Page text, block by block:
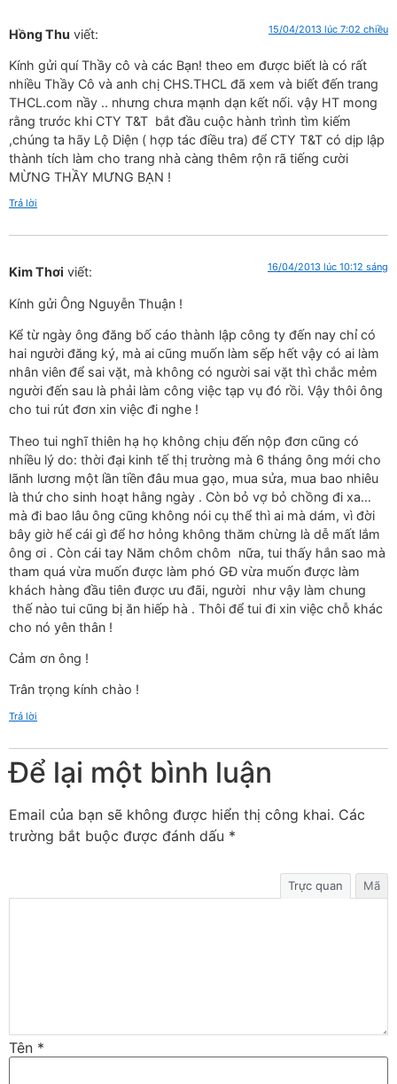
Hồng Thu viết: 15/04/2013 lúc 7:02 chiều
Kính gửi quí Thầy cô và các Bạn! theo em được biết là có rất
nhiều Thầy Cô và anh chị CHS.THCL đã xem và biết đến trang
THCL.com nầy .. nhưng chưa mạnh dạn kết nối. vậy HT mong
rằng trước khi CTY T&T bắt đầu cuộc hành trình tìm kiếm
,chúng ta hãy Lộ Diện ( hợp tác điều tra) để CTY T&T có dịp lập
thành tích làm cho trang nhà càng thêm rộn rã tiếng cười
MỪNG THẦY MƯNG BẠN !
Trả lời
Kim Thơi viết: 16/04/2013 lúc 10:12 sáng
Kính gửi Ông Nguyễn Thuận !
Kể từ ngày ông đăng bố cáo thành lập công ty đến nay chỉ có
hai người đăng ký, mà ai cũng muốn làm sếp hết vậy có ai làm
nhân viên để sai vặt, mà không có người sai vặt thì chắc mẻm
người đến sau là phải làm công việc tạp vụ đó rồi. Vậy thôi ông
cho tui rút đơn xin việc đi nghe !
Theo tui nghĩ thiên hạ họ không chịu đến nộp đơn cũng có
nhiều lý do: thời đại kinh tế thị trường mà 6 tháng ông mới cho
lãnh lương một lần tiền đâu mua gạo, mua sửa, mua bao nhiêu
là thứ cho sinh hoạt hằng ngày . Còn bỏ vợ bỏ chồng đi xa…
mà đi bao lâu ông cũng không nói cụ thể thì ai mà dám, vì đời
bây giờ hể cái gì để hơ hỏng không thăm chừng là dễ mất lắm
ông ơi . Còn cái tay Năm chôm chôm nữa, tui thấy hắn sao mà
tham quá vừa muốn được làm phó GĐ vừa muốn được làm
khách hàng đầu tiên được ưu đãi, người như vậy làm chung
thế nào tui cũng bị ăn hiếp hà . Thôi để tui đi xin việc chỗ khác
cho nó yên thân !
Cảm ơn ông !
Trân trọng kính chào !
Trả lời
Để lại một bình luận
Email của bạn sẽ không được hiển thị công khai. Các
trường bắt buộc được đánh dấu *
Trực quan Mã
Tên *